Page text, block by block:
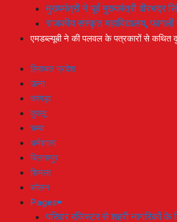
मुख्यमंत्री ने पूर्व मुख्यमंत्री वीरभद्र
राजकीय संस्कृत महाविद्यालय, फागली
एमडब्ल्यूबी ने की पलवल के पत्रकारों से कथित
हिमाचल प्रदेश
ऊना
कांगड़ा
कुल्लू
चम्बा
धर्मशाला
बिलासपुर
शिमला
सोलन
Pages
परिवार रजिस्टर से शहरी नागरिकों के